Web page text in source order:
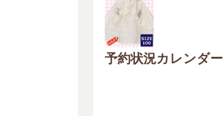
予約状況カレンダー